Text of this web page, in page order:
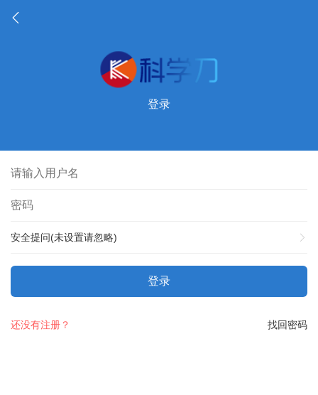
登录
安全提问(未设置请忽略)
登录
找回密码
还没有注册？